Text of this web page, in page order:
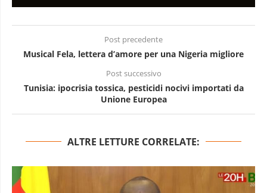
Post precedente
Musical Fela, lettera d’amore per una Nigeria migliore
Post successivo
Tunisia: ipocrisia tossica, pesticidi nocivi importati da
Unione Europea
ALTRE LETTURE CORRELATE: